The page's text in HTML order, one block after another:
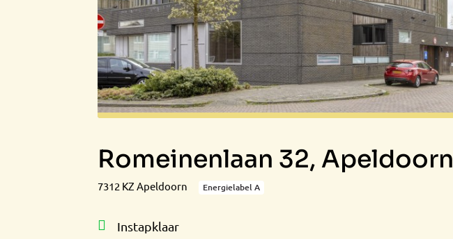
Romeinenlaan 32, Apeldoorn
7312 KZ Apeldoorn Energielabel A
Instapklaar